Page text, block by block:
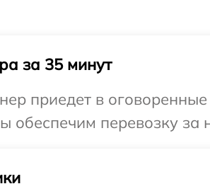
за 35 минут
приедет в
обеспечим перевозку за